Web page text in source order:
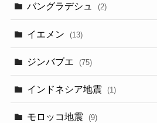
バングラデシュ (2)
イエメン (13)
ジンバブエ (75)
インドネシア地震 (1)
モロッコ地震 (9)